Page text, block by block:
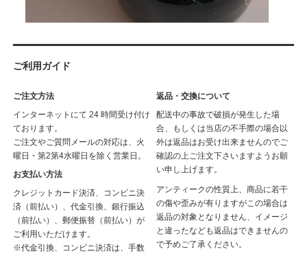
ご利用ガイド
ご注文方法
インターネットにて 24 時間受け付け
ております。
ご注文やご質問メールの対応は、火
曜日・第2第4水曜日を除く営業日。
お支払い方法
クレジットカード決済、コンビニ決
済（前払い）、代金引換、銀行振込
（前払い）、郵便振替（前払い）が
ご利用いただけます。
※代金引換、コンビニ決済は、手数
返品・交換について
配送中の事故で破損が発生した場
合、もしくは当店の不手際の場合以
外は返品はお受け出来ませんのでご
確認の上ご注文下さいますようお願
い申し上げます。
アンティークの性質上、商品に若干
の傷や歪みが有りますがこの場合は
返品の対象となりません、イメージ
と違ったなども返品はできませんの
で予めご了承ください。